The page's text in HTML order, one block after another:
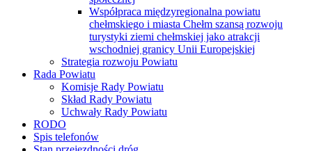
Współpraca międzyregionalna powiatu
chełmskiego i miasta Chełm szansą rozwoju
turystyki ziemi chełmskiej jako atrakcji
wschodniej granicy Unii Europejskiej
Strategia rozwoju Powiatu
Rada Powiatu
Komisje Rady Powiatu
Skład Rady Powiatu
Uchwały Rady Powiatu
RODO
Spis telefonów